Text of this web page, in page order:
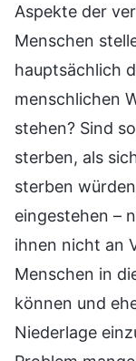
Aspekte der
Menschen
hauptsächlich
menschlichen
stehen? Sind
sterben, als
sterben
eingestehen –
ihnen nicht an
Menschen in
können und
Niederlage